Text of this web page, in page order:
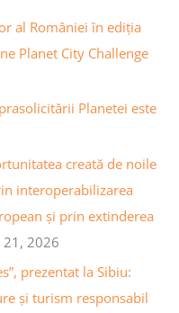
al României în ediția
Planet City Challenge
Planetei este
creată de noile
interoperabilizarea
și prin extinderea
21, 2026
prezentat la Sibiu:
și turism responsabil